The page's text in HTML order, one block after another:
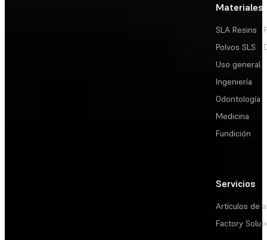
Materiales
SLA Resins
Polvos SLS
Uso general
Ingeniería
Odontología
Medicina
Fundición
Servicios
Artículos de
Factory